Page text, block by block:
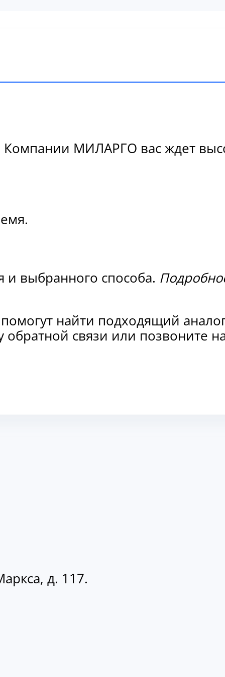
МИЛАРГО вас ждет
и выбранного способа.
найти подходящий
обратной связи или
д. 117.